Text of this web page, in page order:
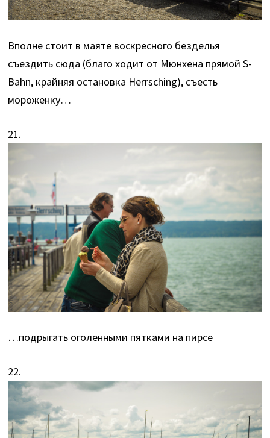
Вполне стоит в маяте воскресного безделья
съездить сюда (благо ходит от Мюнхена прямой S-
Bahn, крайняя остановка Herrsching), съесть
мороженку…
21.
…подрыгать оголенными пятками на пирсе
22.